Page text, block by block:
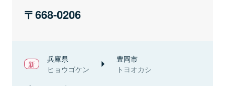
668-0206
兵庫県
ヒョウゴケン
豊岡市
トヨオカシ